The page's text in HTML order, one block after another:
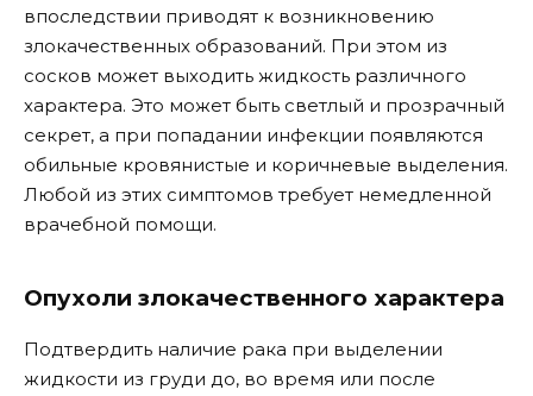
впоследствии приводят к возникновению
злокачественных образований. При этом из
сосков может выходить жидкость различного
характера. Это может быть светлый и прозрачный
секрет, а при попадании инфекции появляются
обильные кровянистые и коричневые выделения.
Любой из этих симптомов требует немедленной
врачебной помощи.
Опухоли злокачественного характера
Подтвердить наличие рака при выделении
жидкости из груди до, во время или после